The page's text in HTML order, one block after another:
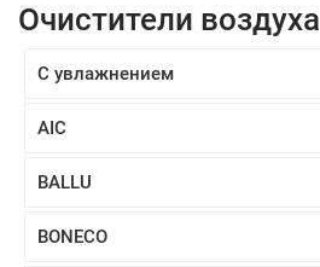
Очистители воздуха
С увлажнением
AIC
BALLU
BONECO